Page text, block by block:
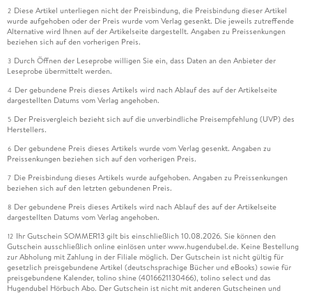
2 Diese Artikel unterliegen nicht der Preisbindung, die Preisbindung dieser Artikel
wurde aufgehoben oder der Preis wurde vom Verlag gesenkt. Die jeweils zutreffende
Alternative wird Ihnen auf der Artikelseite dargestellt. Angaben zu Preissenkungen
beziehen sich auf den vorherigen Preis.
3 Durch Öffnen der Leseprobe willigen Sie ein, dass Daten an den Anbieter der
Leseprobe übermittelt werden.
4 Der gebundene Preis dieses Artikels wird nach Ablauf des auf der Artikelseite
dargestellten Datums vom Verlag angehoben.
5 Der Preisvergleich bezieht sich auf die unverbindliche Preisempfehlung (UVP) des
Herstellers.
6 Der gebundene Preis dieses Artikels wurde vom Verlag gesenkt. Angaben zu
Preissenkungen beziehen sich auf den vorherigen Preis.
7 Die Preisbindung dieses Artikels wurde aufgehoben. Angaben zu Preissenkungen
beziehen sich auf den letzten gebundenen Preis.
8 Der gebundene Preis dieses Artikels wird nach Ablauf des auf der Artikelseite
dargestellten Datums vom Verlag angehoben.
12 Ihr Gutschein SOMMER13 gilt bis einschließlich 10.08.2026. Sie können den
Gutschein ausschließlich online einlösen unter www.hugendubel.de. Keine Bestellung
zur Abholung mit Zahlung in der Filiale möglich. Der Gutschein ist nicht gültig für
gesetzlich preisgebundene Artikel (deutschsprachige Bücher und eBooks) sowie für
preisgebundene Kalender, tolino shine (4016621130466), tolino select und das
Hugendubel Hörbuch Abo. Der Gutschein ist nicht mit anderen Gutscheinen und